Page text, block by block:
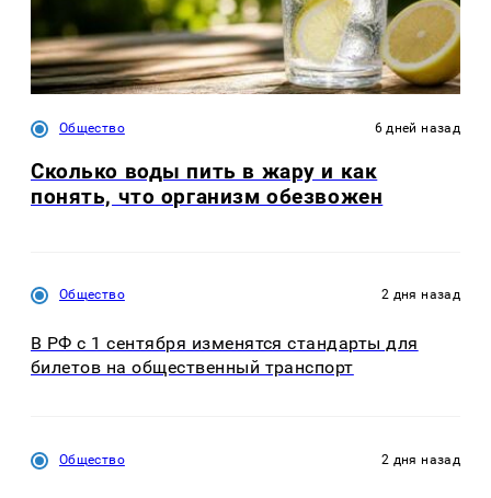
Общество 6 дней назад
Сколько воды пить в жару и как
понять, что организм обезвожен
Общество 2 дня назад
В РФ с 1 сентября изменятся стандарты для
билетов на общественный транспорт
Общество 2 дня назад